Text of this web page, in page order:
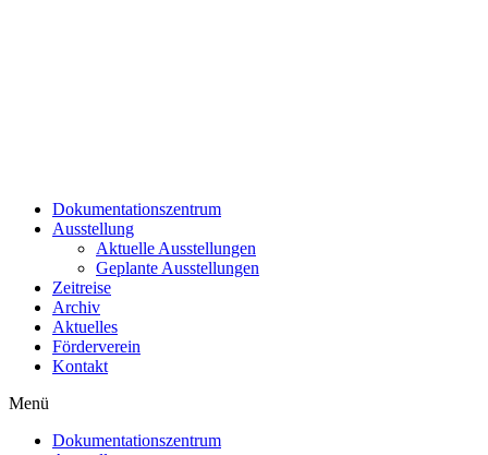
Dokumentationszentrum
Ausstellung
Aktuelle Ausstellungen
Geplante Ausstellungen
Zeitreise
Archiv
Aktuelles
Förderverein
Kontakt
Menü
Dokumentationszentrum